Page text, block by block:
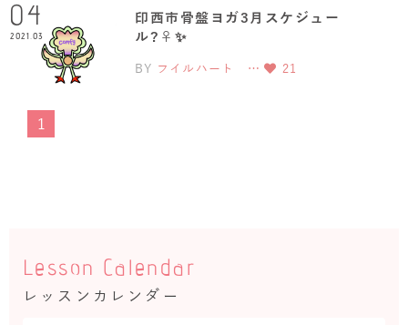
04
2021.03
印西市骨盤ヨガ3月スケジュー
ル?‍♀️✨
BY フイルハート … 21
1
Lesson Calendar
レッスンカレンダー